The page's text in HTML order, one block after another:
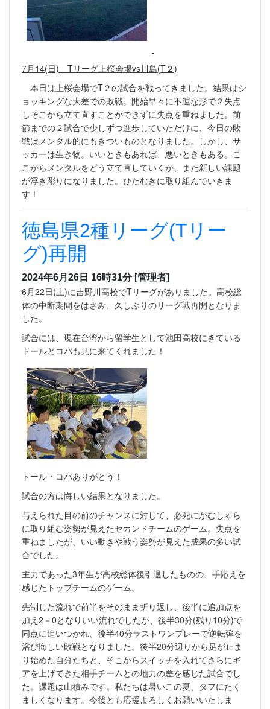
7月14(日) Tリーグ上桜会場vs川島(T２)
本日は上桜会場でT２の試合を戦ってきました。結果はシ
ョッキングな大差での敗戦。開始早々に不運な形で２失点
しそこから立て直すことができずに失点を重ねました。前
節までの２試合で少しずつ進歩していただけに、今日の敗
戦はメンタル的にもきついものとなりました。しかし、サ
ッカーは生き物。いいときもあれば、悪いときもある。こ
こからメンタルをどう立て直していくか、また新しい課題
が浮き彫りになりました。ひたむきに取り組んでいきま
す！
徳島県2種リーグ(Tリー
グ)再開
2024年6月26日 16時31分 [管理者]
6月22日(土)に吉野川高校でTリーグがありました。高校総
体の中断期間をはさみ、久しぶりのリーグ戦再開となりま
した。
試合には、現在台湾から留学生として池田高校にきている
トールとコバも見に来てくれました！
トール・コバありがとう！
試合の方は悔しい結果となりました。
与えられた目の前のチャンスに対して、必死にがむしゃら
に取り組む姿勢が見えたセカンドチームのゲーム。失点を
重ねましたが、いい動きや戦う姿勢が見えた成果の多い試
合でした。
主力であった3年生が高校総体後引退したものの、手応えを
感じたトップチームのゲーム。
先制した流れで前半をそのまま折り返し、後半に追加点を
加え2－0となりいい流れでしたが、後半30分(残り10分)で
同点に追いつかれ、後半40分ラストワンプレーで逆転弾を
浴び悔しい敗戦となりました。後半20分辺りから足が止ま
り始めた自分たちと、そこからスイッチを入れてさらにギ
アを上げてきた相手チームとの地力の差を感じた試合でし
た。課題は山積みです。私たちは暑いこの夏、タフにたく
ましくなります。今後とも応援よろしくお願いいたしま